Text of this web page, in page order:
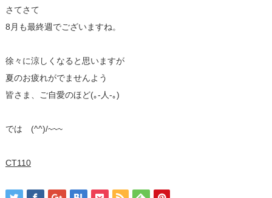
さてさて
8月も最終週でございますね。
徐々に涼しくなると思いますが
夏のお疲れがでませんよう
皆さま、ご自愛のほど(｡-人-｡)
では (^^)/~~~
CT110